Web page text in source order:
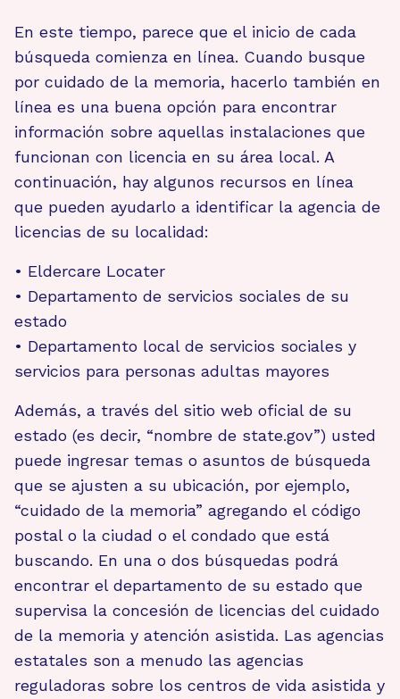
En este tiempo, parece que el inicio de cada
búsqueda comienza en línea. Cuando busque
por cuidado de la memoria, hacerlo también en
línea es una buena opción para encontrar
información sobre aquellas instalaciones que
funcionan con licencia en su área local. A
continuación, hay algunos recursos en línea
que pueden ayudarlo a identificar la agencia de
licencias de su localidad:
• Eldercare Locater
• Departamento de servicios sociales de su
estado
• Departamento local de servicios sociales y
servicios para personas adultas mayores
Además, a través del sitio web oficial de su
estado (es decir, “nombre de state.gov”) usted
puede ingresar temas o asuntos de búsqueda
que se ajusten a su ubicación, por ejemplo,
“cuidado de la memoria” agregando el código
postal o la ciudad o el condado que está
buscando. En una o dos búsquedas podrá
encontrar el departamento de su estado que
supervisa la concesión de licencias del cuidado
de la memoria y atención asistida. Las agencias
estatales son a menudo las agencias
reguladoras sobre los centros de vida asistida y